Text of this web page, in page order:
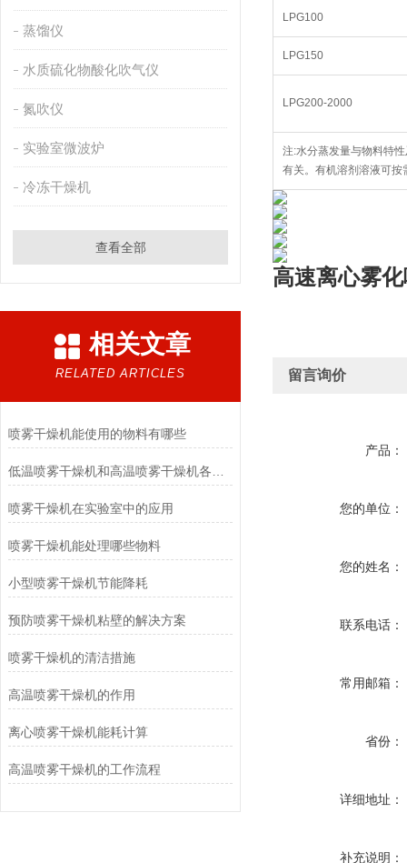
蒸馏仪
水质硫化物酸化吹气仪
氮吹仪
实验室微波炉
冷冻干燥机
查看全部
相关文章
RELATED ARTICLES
喷雾干燥机能使用的物料有哪些
喷雾干燥机在实验室中的应用
喷雾干燥机能处理哪些物料
小型喷雾干燥机节能降耗
预防喷雾干燥机粘壁的解决方案
喷雾干燥机的清洁措施
高温喷雾干燥机的作用
离心喷雾干燥机能耗计算
高温喷雾干燥机的工作流程
LPG100
LPG150
LPG200-2000
注:水分蒸发量与物料特
有关。有机溶剂溶液可按
高速离心雾
留言询价
产品：
您的单位：
您的姓名：
联系电话：
常用邮箱：
省份：
详细地址：
补充说明：